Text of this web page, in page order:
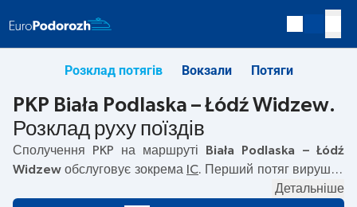
Розклад потягів Вокзали Потяги
PKP Biała Podlaska – Łódź Widzew.
Розклад руху поїздів
Сполучення PKP на маршруті
Biała Podlaska – Łódź
Widzew обслуговує зокрема IC. Перший потяг вирушає
Детальніше